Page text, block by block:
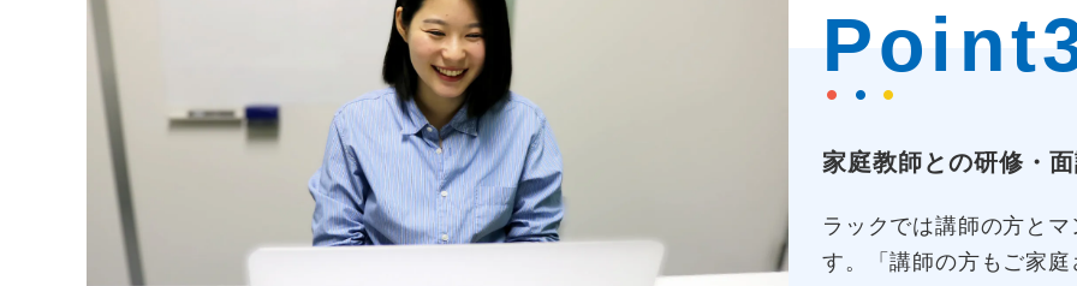
家庭教師との研修・
ラックでは講師の方と
す。「講師の方もご家